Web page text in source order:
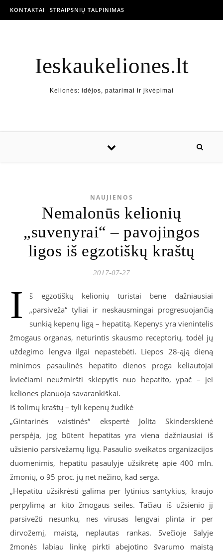
KONTAKTAI STRAIPSNIŲ TALPINIMAS
Ieskaukeliones.lt
Kelionės: idėjos, patarimai ir įkvėpimai
NAUJIENOS
Nemalonūs kelionių
„suvenyrai“ – pavojingos
ligos iš egzotiškų kraštų
2017-07-27
I
š egzotiškų kelionių turistai bene dažniausiai
„parsiveža“ tyliai ir neskausmingai progresuojančią
sunkią kepenų ligą – hepatitą. Kepenys yra vienintelis
žmogaus organas, neturintis skausmo receptorių, todėl jų
uždegimo lengva ilgai nepastebėti. Liepos 28-ąją dieną
minimos pasaulinės hepatito dienos proga keliautojai
kviečiami neužmiršti skiepytis nuo hepatito, ypač – jei
keliones planuoja savarankiškai.
Iš tolimų kraštų – tyli kepenų žudikė
„Gintarinės vaistinės“ ekspertė Jolita Skinderskienė
perspėja, jog būtent hepatitas yra viena dažniausiai iš
užsienio parsivežamų ligų. Pasaulio sveikatos organizacijos
duomenimis, hepatitu pasaulyje užsikrėtę apie 400 mln.
žmonių, o 95 proc. jų net nežino, kad serga.
„Hepatitu užsikrėsti galima per lytinius santykius, kraujo
perpylimą ar kito žmogaus seiles. Tačiau iš užsienio jį
parsivežti nesunku, nes virusas lengvai plinta ir per
dirvožemį, maistą, neplautas rankas. Svečioje šalyje
žmonės labiau linkę pirkti abejotino švarumo maistą